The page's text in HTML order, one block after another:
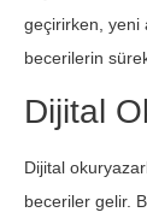
geçirirken, yeni
becerilerin
Dijital
Dijital
beceriler gelir.